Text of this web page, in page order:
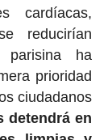
cardíacas,
reducirían
parisina ha
prioridad
ciudadanos
en